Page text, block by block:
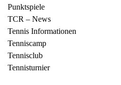
Punktspiele
TCR – News
Tennis Informationen
Tenniscamp
Tennisclub
Tennisturnier